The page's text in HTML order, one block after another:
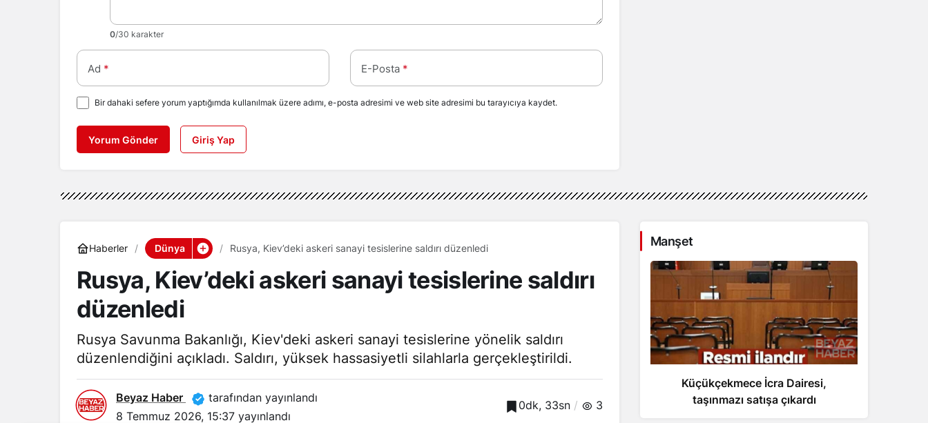
0/30 karakter
Ad * E-Posta *
Bir dahaki sefere yorum yaptığımda kullanılmak üzere adımı, e-posta adresimi ve web site adresimi bu tarayıcıya kaydet.
Yorum Gönder Giriş Yap
Haberler Dünya Rusya, Kiev’deki askeri sanayi tesislerine saldırı düzenledi
Rusya, Kiev’deki askeri sanayi tesislerine saldırı
düzenledi
Rusya Savunma Bakanlığı, Kiev'deki askeri sanayi tesislerine yönelik saldırı
düzenlendiğini açıkladı. Saldırı, yüksek hassasiyetli silahlarla gerçekleştirildi.
Beyaz Haber
tarafından yayınlandı
8 Temmuz 2026, 15:37 yayınlandı
0dk, 33sn 3
Manşet
Küçükçekmece İcra Dairesi,
taşınmazı satışa çıkardı